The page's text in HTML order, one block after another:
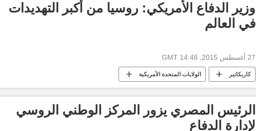
وزير الدفاع الأمريكي: روسيا من أكبر التهديدات
في العالم
27 أغسطس 2015, 14:48 GMT
كاريكاتير الولايات المتحدة الأمريكية
الرئيس المصري يزور المركز الوطني الروسي
لإدارة الدفاع